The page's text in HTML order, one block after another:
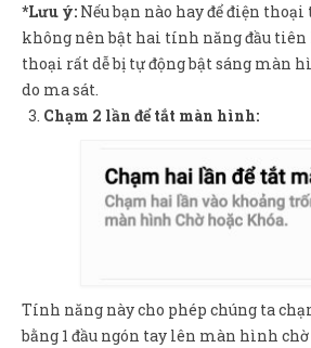
*Lưu ý: Nếu bạn nào hay để điện
không nên bật hai tính năng đầu
thoại rất dễ bị tự động bật sáng màn
do ma sát.
Chạm 2 lần để tắt màn hình:
Tính năng này cho phép chúng ta
bằng 1 đầu ngón tay lên màn hình